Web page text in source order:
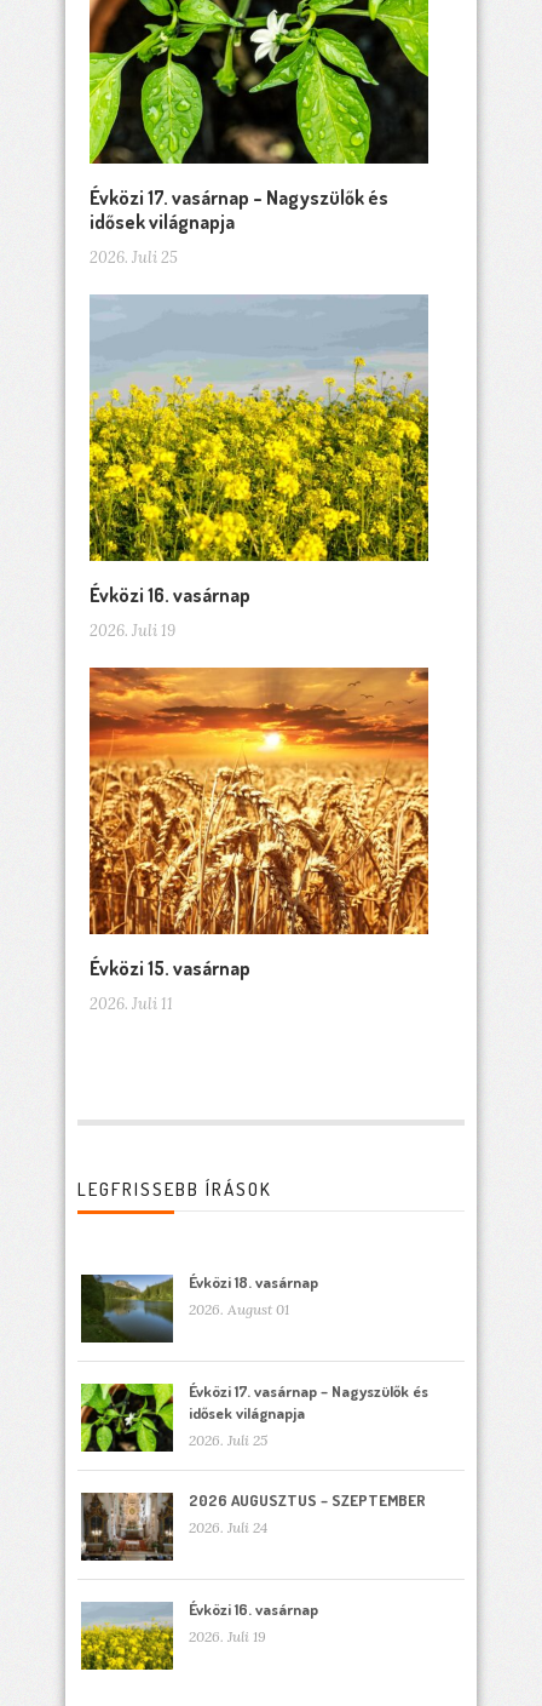
Évközi 17. vasárnap – Nagyszülők és
idősek világnapja
2026. Juli 25
Évközi 16. vasárnap
2026. Juli 19
Évközi 15. vasárnap
2026. Juli 11
LEGFRISSEBB ÍRÁSOK
Évközi 18. vasárnap
2026. August 01
Évközi 17. vasárnap – Nagyszülők és
idősek világnapja
2026. Juli 25
2026 AUGUSZTUS – SZEPTEMBER
2026. Juli 24
Évközi 16. vasárnap
2026. Juli 19